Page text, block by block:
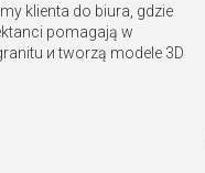
klienta do biura, gdzie
pomagają w
и tworzą modele 3D